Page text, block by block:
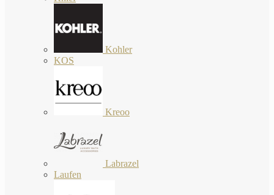
Kohler
KOS
Kreoo
Labrazel
Laufen